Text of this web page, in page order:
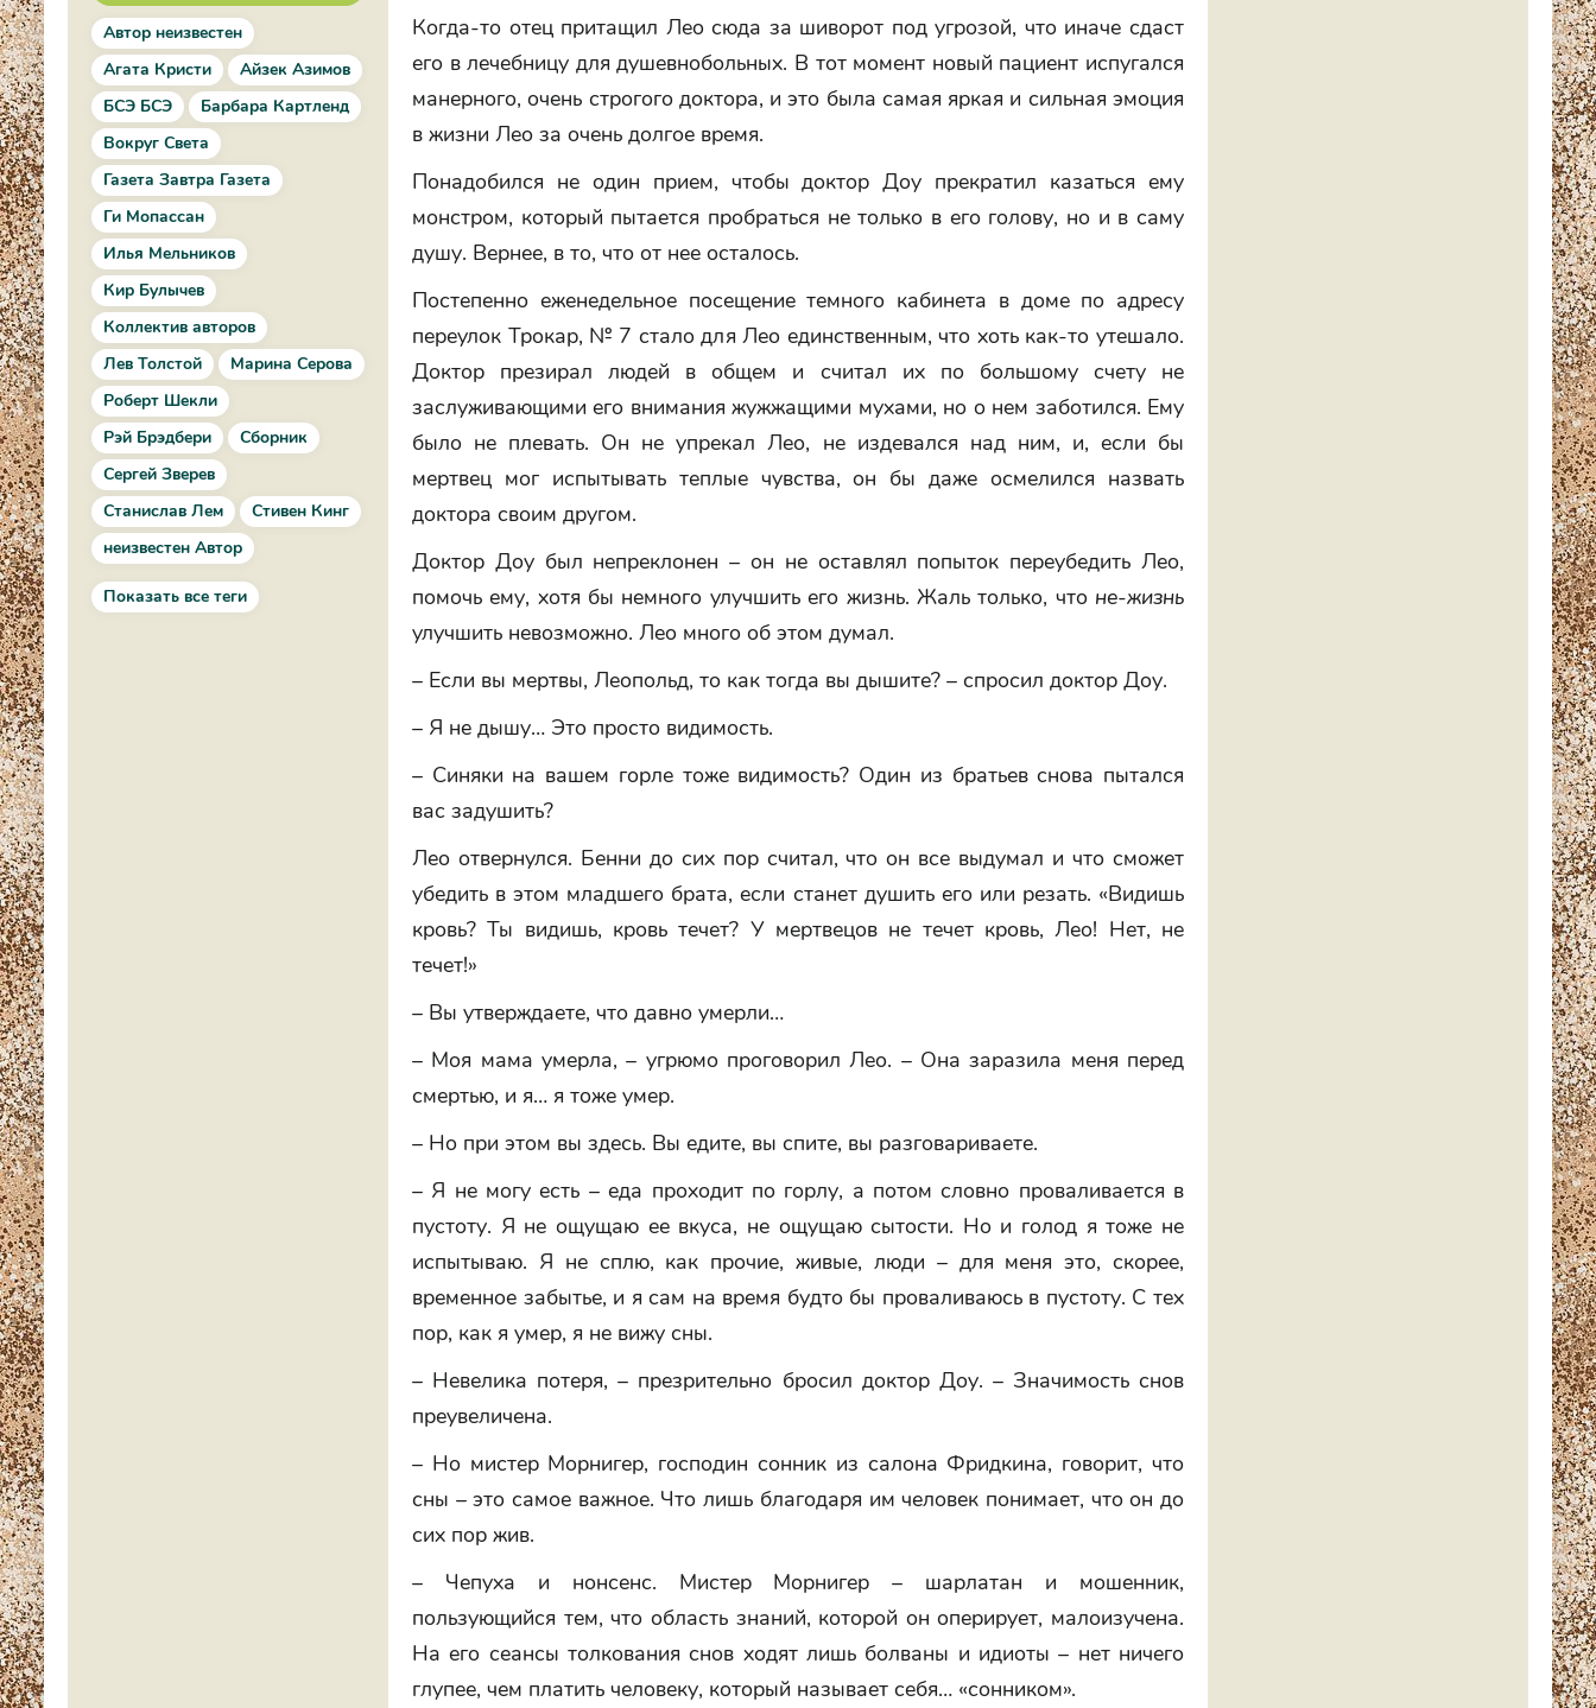
Автор неизвестен
Агата Кристи
Айзек Азимов
БСЭ БСЭ
Барбара Картленд
Вокруг Света
Газета Завтра Газета
Ги Мопассан
Илья Мельников
Кир Булычев
Коллектив авторов
Лев Толстой
Марина Серова
Роберт Шекли
Рэй Брэдбери
Сборник
Сергей Зверев
Станислав Лем
Стивен Кинг
неизвестен Автор
Показать все теги
Когда-то отец притащил Лео сюда за шиворот под угрозой, что иначе сдаст
его в лечебницу для душевнобольных. В тот момент новый пациент испугался
манерного, очень строгого доктора, и это была самая яркая и сильная эмоция
в жизни Лео за очень долгое время.
Понадобился не один прием, чтобы доктор Доу прекратил казаться ему
монстром, который пытается пробраться не только в его голову, но и в саму
душу. Вернее, в то, что от нее осталось.
Постепенно еженедельное посещение темного кабинета в доме по адресу
переулок Трокар, № 7 стало для Лео единственным, что хоть как-то утешало.
Доктор презирал людей в общем и считал их по большому счету не
заслуживающими его внимания жужжащими мухами, но о нем заботился. Ему
было не плевать. Он не упрекал Лео, не издевался над ним, и, если бы
мертвец мог испытывать теплые чувства, он бы даже осмелился назвать
доктора своим другом.
Доктор Доу был непреклонен – он не оставлял попыток переубедить Лео,
помочь ему, хотя бы немного улучшить его жизнь. Жаль только, что не-жизнь
улучшить невозможно. Лео много об этом думал.
– Если вы мертвы, Леопольд, то как тогда вы дышите? – спросил доктор Доу.
– Я не дышу… Это просто видимость.
– Синяки на вашем горле тоже видимость? Один из братьев снова пытался
вас задушить?
Лео отвернулся. Бенни до сих пор считал, что он все выдумал и что сможет
убедить в этом младшего брата, если станет душить его или резать. «Видишь
кровь? Ты видишь, кровь течет? У мертвецов не течет кровь, Лео! Нет, не
течет!»
– Вы утверждаете, что давно умерли…
– Моя мама умерла, – угрюмо проговорил Лео. – Она заразила меня перед
смертью, и я… я тоже умер.
– Но при этом вы здесь. Вы едите, вы спите, вы разговариваете.
– Я не могу есть – еда проходит по горлу, а потом словно проваливается в
пустоту. Я не ощущаю ее вкуса, не ощущаю сытости. Но и голод я тоже не
испытываю. Я не сплю, как прочие, живые, люди – для меня это, скорее,
временное забытье, и я сам на время будто бы проваливаюсь в пустоту. С тех
пор, как я умер, я не вижу сны.
– Невелика потеря, – презрительно бросил доктор Доу. – Значимость снов
преувеличена.
– Но мистер Морнигер, господин сонник из салона Фридкина, говорит, что
сны – это самое важное. Что лишь благодаря им человек понимает, что он до
сих пор жив.
– Чепуха и нонсенс. Мистер Морнигер – шарлатан и мошенник,
пользующийся тем, что область знаний, которой он оперирует, малоизучена.
На его сеансы толкования снов ходят лишь болваны и идиоты – нет ничего
глупее, чем платить человеку, который называет себя… «сонником».